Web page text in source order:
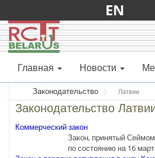
EN
Главная Новости
Законодательство Латвии
Законодательство
Коммерческий закон
Закон, принятый
по состоянию на 16